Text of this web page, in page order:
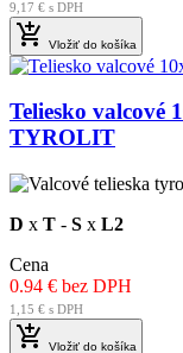
9,17 € s DPH
 Vložiť do košíka
Teliesko valcové
TYROLIT
D x T - S x L2
Cena
0.94 € bez DPH
1,15 € s DPH
 Vložiť do košíka